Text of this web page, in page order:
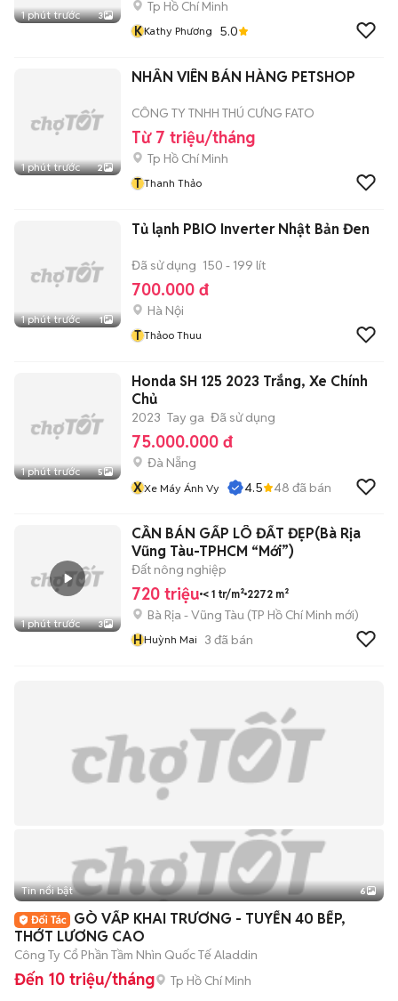
1 phút trước 3
Tp Hồ Chí Minh
KKathy Phương 5.0
1 phút trước 2
NHÂN VIÊN BÁN HÀNG PETSHOP
CÔNG TY TNHH THÚ CƯNG FATO
Từ 7 triệu/tháng
Tp Hồ Chí Minh
T Thanh Thảo
1 phút trước 1
Tủ lạnh PBIO Inverter Nhật Bản Đen
Đã sử dụng 150 - 199 lít
700.000 đ
Hà Nội
T Thảoo Thuu
1 phút trước 5
Honda SH 125 2023 Trắng, Xe Chính
Chủ
2023 Tay ga Đã sử dụng
75.000.000 đ
Đà Nẵng
XXe Máy Ánh Vy 4.5 48 đã bán
1 phút trước 3
CẦN BÁN GẤP LÔ ĐẤT ĐẸP(Bà Rịa
Vũng Tàu-TPHCM “Mới”)
Đất nông nghiệp
720 triệu < 1 tr/m² 2272 m²
Bà Rịa - Vũng Tàu (TP Hồ Chí Minh mới)
HHuỳnh Mai 3 đã bán
+2
Tin nổi bật 6
GÒ VẤP KHAI TRƯƠNG - TUYỂN 40 BẾP,
THỚT LƯƠNG CAO
Công Ty Cổ Phần Tầm Nhìn Quốc Tế Aladdin
Đến 10 triệu/tháng Tp Hồ Chí Minh